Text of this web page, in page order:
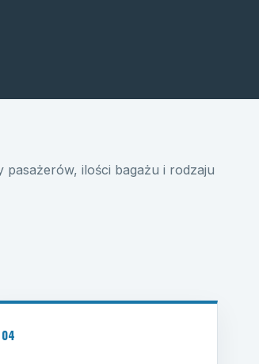
pasażerów, ilości bagażu i rodzaju
04